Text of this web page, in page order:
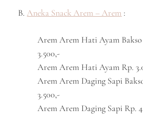
B.Aneka Snack Arem – Arem :
Arem Arem Hati Ayam
3.500,-
Arem Arem Hati Ayam Rp.
Arem Arem Daging Sapi
3.500,-
Arem Arem Daging Sapi Rp.